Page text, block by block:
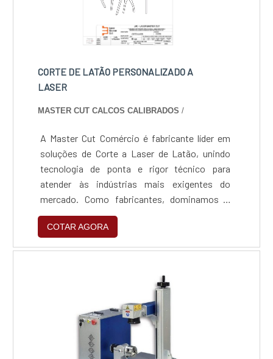
CORTE DE LATÃO PERSONALIZADO A
LASER
MASTER CUT CALCOS CALIBRADOS /
A Master Cut Comércio é fabricante líder em
soluções de Corte a Laser de Latão, unindo
tecnologia de ponta e rigor técnico para
atender às indústrias mais exigentes do
mercado. Como fabricantes, dominamos o
processamento de metais amarelos e
vermelhos, entregando peças com precisão
milimétrica e acabamento pronto para uso,
COTAR AGORA